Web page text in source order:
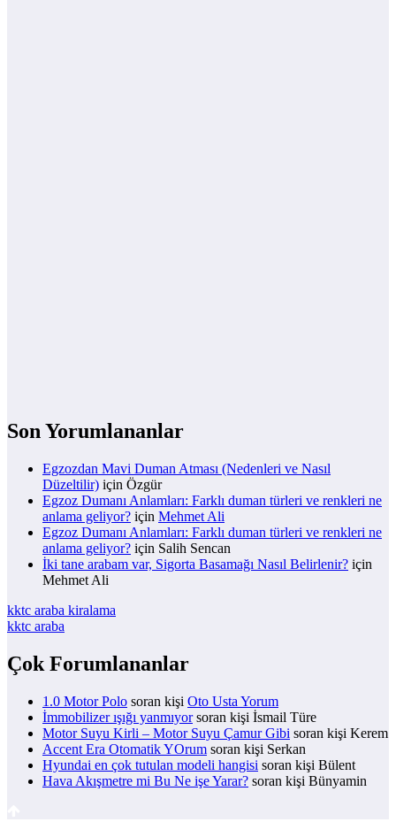
Son Yorumlananlar
Egzozdan Mavi Duman Atması (Nedenleri ve Nasıl
Düzeltilir) için Özgür
Egzoz Dumanı Anlamları: Farklı duman türleri ve renkleri ne
anlama geliyor? için Mehmet Ali
Egzoz Dumanı Anlamları: Farklı duman türleri ve renkleri ne
anlama geliyor? için Salih Sencan
İki tane arabam var, Sigorta Basamağı Nasıl Belirlenir? için
Mehmet Ali
kktc araba kiralama
kktc araba
Çok Forumlananlar
1.0 Motor Polo soran kişi Oto Usta Yorum
İmmobilizer ışığı yanmıyorsoran kişi İsmail Türe
Motor Suyu Kirli – Motor Suyu Çamur Gibi soran kişi Kerem
Accent Era Otomatik YOrum soran kişi Serkan
Hyundai en çok tutulan modeli hangisi soran kişi Bülent
Hava Akışmetre mi Bu Ne işe Yarar? soran kişi Bünyamin